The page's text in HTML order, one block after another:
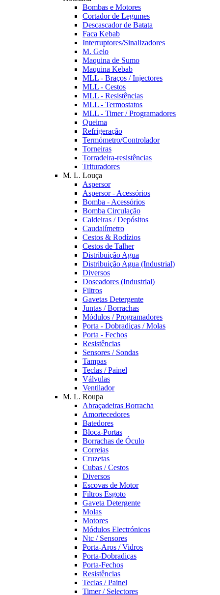
Bombas e Motores
Cortador de Legumes
Descascador de Batata
Faca Kebab
Interruptores/Sinalizadores
M. Gelo
Maquina de Sumo
Maquina Kebab
MLL - Braços / Injectores
MLL - Cestos
MLL - Resistências
MLL - Termostatos
MLL - Timer / Programadores
Queima
Refrigeração
Termómetro/Controlador
Torneiras
Torradeira-resistências
Trituradores
M. L. Louça
Aspersor
Aspersor - Acessórios
Bomba - Acessórios
Bomba Circulação
Caldeiras / Depósitos
Caudalímetro
Cestos & Rodízios
Cestos de Talher
Distribuição Agua
Distribuição Agua (Industrial)
Diversos
Doseadores (Industrial)
Filtros
Gavetas Detergente
Juntas / Borrachas
Módulos / Programadores
Porta - Dobradiças / Molas
Porta - Fechos
Resistências
Sensores / Sondas
Tampas
Teclas / Painel
Válvulas
Ventilador
M. L. Roupa
Abraçadeiras Borracha
Amortecedores
Batedores
Bloca-Portas
Borrachas de Óculo
Correias
Cruzetas
Cubas / Cestos
Diversos
Escovas de Motor
Filtros Esgoto
Gaveta Detergente
Molas
Motores
Módulos Electrónicos
Ntc / Sensores
Porta-Aros / Vidros
Porta-Dobradiças
Porta-Fechos
Resistências
Teclas / Painel
Timer / Selectores